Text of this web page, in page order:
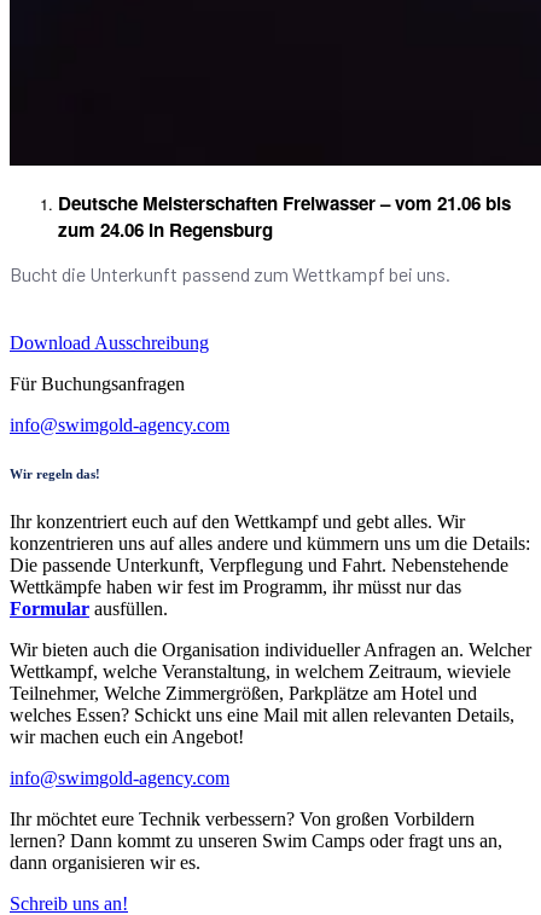
Deutsche Meisterschaften Freiwasser – vom 21.06 bis
zum 24.06 in Regensburg
Bucht die Unterkunft passend zum Wettkampf bei uns.
Download Ausschreibung
Für Buchungsanfragen
info@swimgold-agency.com
Wir regeln das!
Ihr konzentriert euch auf den Wettkampf und gebt alles. Wir
konzentrieren uns auf alles andere und kümmern uns um die Details:
Die passende Unterkunft, Verpflegung und Fahrt. Nebenstehende
Wettkämpfe haben wir fest im Programm, ihr müsst nur das
Formular ausfüllen.
Wir bieten auch die Organisation individueller Anfragen an. Welcher
Wettkampf, welche Veranstaltung, in welchem Zeitraum, wieviele
Teilnehmer, Welche Zimmergrößen, Parkplätze am Hotel und
welches Essen? Schickt uns eine Mail mit allen relevanten Details,
wir machen euch ein Angebot!
info@swimgold-agency.com
Ihr möchtet eure Technik verbessern? Von großen Vorbildern
lernen? Dann kommt zu unseren Swim Camps oder fragt uns an,
dann organisieren wir es.
Schreib uns an!